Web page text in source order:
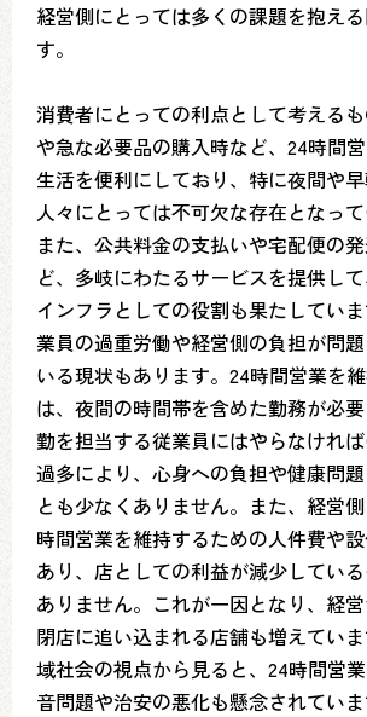
経営側にとっては多くの課題を抱え
す。
消費者にとっての利点として考える
や急な必要品の購入時など、24時間
生活を便利にしており、特に夜間や
人々にとっては不可欠な存在となって
また、公共料金の支払いや宅配便の
ど、多岐にわたるサービスを提供し
インフラとしての役割も果たしてい
業員の過重労働や経営側の負担が問
いる現状もあります。24時間営業を
は、夜間の時間帯を含めた勤務が必
勤を担当する従業員にはやらなけれ
過多により、心身への負担や健康問
とも少なくありません。また、経営
時間営業を維持するための人件費や
あり、店としての利益が減少してい
ありません。これが一因となり、経営
閉店に追い込まれる店舗も増えてい
域社会の視点から見ると、24時間営
音問題や治安の悪化も懸念されてい